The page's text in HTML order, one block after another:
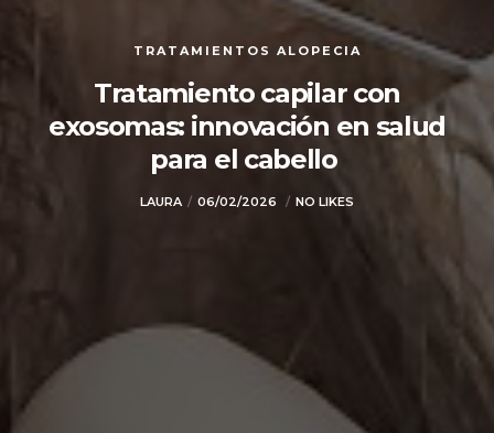
TRATAMIENTOS ALOPECIA
Tratamiento capilar con
exosomas: innovación en salud
para el cabello
LAURA 06/02/2026 NO LIKES